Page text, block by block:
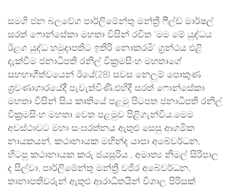
සමගි ජන බලවේග පාර්ලිමේන්තු මන්ත්‍රී ෆීල්ඩ් මාර්ෂල්
සරත් ෆොන්සේකා මහතා විසින් රචිත ‘මම මේ යුද්ධය
ඊළග යුද්ධ හමුදාපතිට ඉතිරි නොකරමි’ ග්‍රන්ථය එළි
දැක්වීම ජනාධිපති රනිල් වික්‍රමසිංහ මහතාගේ
සහභාගීත්වයෙන් ඊයේ(28) සවස නෙලුම් පොකුණ
ශ්‍රවණාගාරයේදී පැවැත්විණි.එහිදී සරත් ෆොන්සේකා
මහතා විසින් සිය කෘතියේ පළමු පිටපත ජනාධිපති රනිල්
වික්‍රමසිංහ මහතා වෙත පළමුව පිළිගැන්වීය.මෙම
අවස්ථාවට මහා සංඝරත්නය ඇතුළු සෙසු ආගමික
නායකයන්, කථානායක මහින්ද යාපා අබේවර්ධන,
හිටපු කථානායක කරු ජයසූරිය , අමාත්‍ය නිමල් සිරිපාල
ද සිල්වා, පාර්ලිමේන්තු මන්ත්‍රී වජිර අබේවර්ධන,
තානාපතිවරුන් ඇතුළු ආරාධිතයින් විශාල පිරිසක්